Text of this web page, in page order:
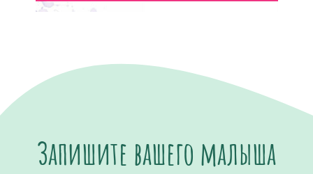
Запишите вашего малыша